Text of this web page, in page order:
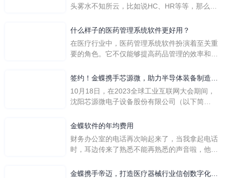
头雾水不知所云，比如说HC、HR等等，那么它
么呢？
什么样子的医药管理系统软件更好用？
在医疗行业中，医药管理系统软件扮演着至关重
要的角色。它不仅能够提高药品管理的效率和准
一个好用的医药管理系统软件应具备以下特点。
地进行操作。 复杂的
签约！金蝶携手芯源微，助力半导体装备制造领
先企业迈向世界
10月18日，在2023全球工业互联网大会期间，
沈阳芯源微电子设备股份有限公司（以下简
下简称“金蝶”）在辽宁沈阳签署战略合作协议。
营管控平台，从而实现公司产研一体化、业财一
体化，提升公司整体业务水平。
金蝶软件的年均费用
财务办公室的电话再次响起来了，当我拿起电话
时，耳边传来了熟悉不能再熟悉的声音啦，他就
软件过程中遇到任何问题，我都可以获得金蝶服
金蝶携手帝迈，打造医疗器械行业信创数字化标